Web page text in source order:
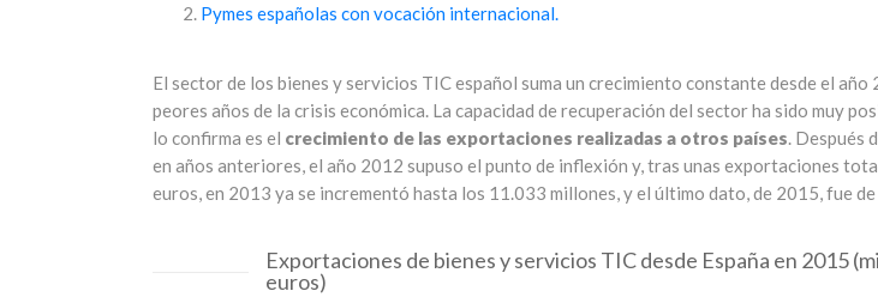
Pymes españolas con vocación internacional.
El sector de los bienes y servicios TIC español suma un crecimiento constante desde el año
peores años de la crisis económica. La capacidad de recuperación del sector ha sido muy
lo confirma es el crecimiento de las exportaciones realizadas a otros países. Después
en años anteriores, el año 2012 supuso el punto de inflexión y, tras unas exportaciones
euros, en 2013 ya se incrementó hasta los 11.033 millones, y el último dato, de 2015, fue
Exportaciones de bienes y servicios TIC desde España en 2015
euros)